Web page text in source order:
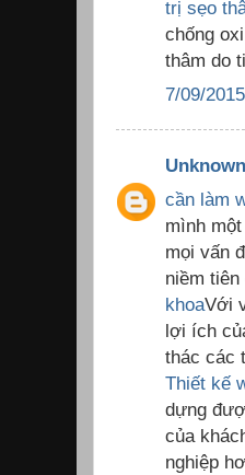
trị sẹo
chống
thâm do
7/09/
Unknown
cần làm
mình
mọi vấn
niềm
khoaVới
lợi ích
thác các
Thiết kế
dựng
của
nghiệp